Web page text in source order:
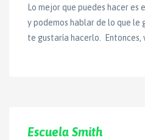
Lo mejor que puedes hacer
y podemos hablar de lo que le
te gustaría hacerlo. Entonces,
Escuela Smith